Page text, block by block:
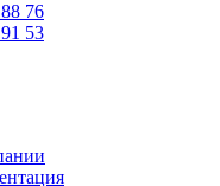
76
53